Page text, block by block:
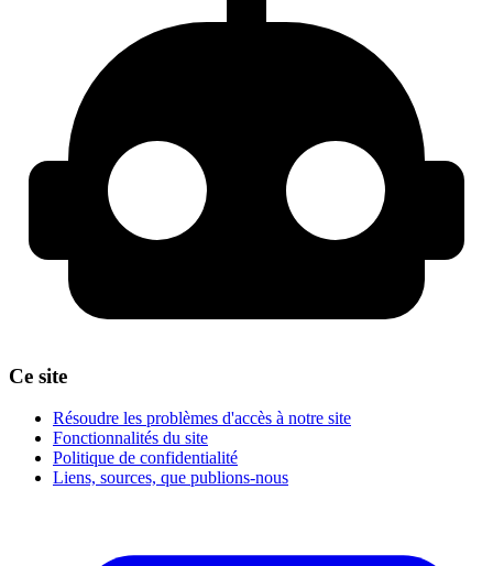
Ce site
Résoudre les problèmes d'accès à notre site
Fonctionnalités du site
Politique de confidentialité
Liens, sources, que publions-nous